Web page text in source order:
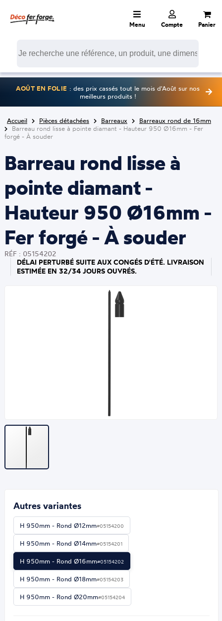
Menu Compte Panier
AOÛT EN FOLIE : des prix cassés tout le mois d'Août sur nos
meilleurs produits !
Accueil Pièces détachées Barreaux
Barreaux rond de 16mm
Barreau rond lisse à pointe diamant - Hauteur 950 Ø16mm - Fer
forgé - À souder
Barreau rond lisse à
pointe diamant -
Hauteur 950 Ø16mm -
Fer forgé - À souder
RÉF : 05154202
DÉLAI PERTURBÉ SUITE AUX CONGÉS D'ÉTÉ. LIVRAISON
ESTIMÉE EN 32/34 JOURS OUVRÉS.
Autres variantes
H 950mm - Rond Ø12mm#05154200
H 950mm - Rond Ø14mm#05154201
H 950mm - Rond Ø16mm#05154202
H 950mm - Rond Ø18mm#05154203
H 950mm - Rond Ø20mm#05154204